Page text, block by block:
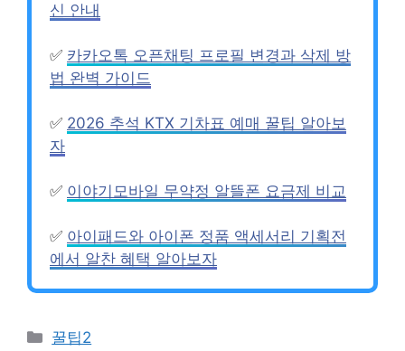
신 안내
✅ 카카오톡 오픈채팅 프로필 변경과 삭제 방
법 완벽 가이드
✅ 2026 추석 KTX 기차표 예매 꿀팁 알아보
자
✅ 이야기모바일 무약정 알뜰폰 요금제 비교
✅ 아이패드와 아이폰 정품 액세서리 기획전
에서 알찬 혜택 알아보자
Categories
꿀팁2